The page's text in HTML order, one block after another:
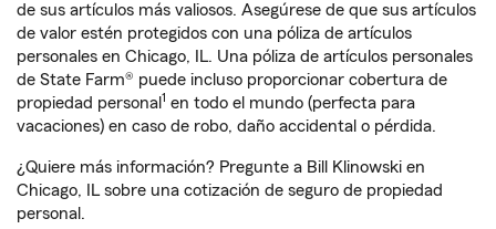
de sus artículos más valiosos. Asegúrese de que sus artículos
de valor estén protegidos con una póliza de artículos
personales en Chicago, IL. Una póliza de artículos personales
de State Farm® puede incluso proporcionar cobertura de
propiedad personal 1 en todo el mundo (perfecta para
vacaciones) en caso de robo, daño accidental o pérdida.
¿Quiere más información? Pregunte a Bill Klinowski en
Chicago, IL sobre una cotización de seguro de propiedad
personal.